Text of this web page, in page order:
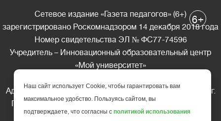
Сетевое издание «Газета педагогов» (6+)
зарегистрировано Роскомнадзором 14 декабря 2018 года
Номер свидетельства ЭЛ № ФС77-74596
Учредитель – Инновационный образовательный центр
«Мой университет»
Адрес редакции: 185035 Россия, Республика Карелия, г.
Петрозаводск, ул. Фридриха Энгельса д.10, офис 211
Телефон редакции: +7 (499) 685-10-45
6+
Наш сайт использует Cookie, чтобы гарантировать вам
максимальное удобство. Пользуясь сайтом, вы
подтверждаете, что согласны с политикой использования